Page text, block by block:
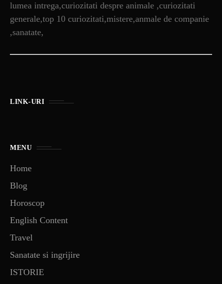
lumea intrega,curiozitati despre animale ,curiozitati
generale,top 10 curiozitati,mistere,anmale de companie
,sanatate,
LINK-URI
MENU
Home
Blog
Horoscop
English Content
Travel
Sanatate si ingrijire
ISTORIE